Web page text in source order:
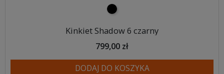
czarny
Kinkiet Shadow 6 czarny
799,00 zł
DODAJ DO KOSZYKA